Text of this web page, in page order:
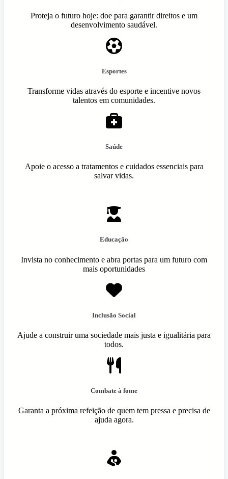
Proteja o futuro hoje: doe para garantir direitos e um
desenvolvimento saudável.
Esportes
Transforme vidas através do esporte e incentive novos
talentos em comunidades.
Saúde
Apoie o acesso a tratamentos e cuidados essenciais para
salvar vidas.
Educação
Invista no conhecimento e abra portas para um futuro com
mais oportunidades
Inclusão Social
Ajude a construir uma sociedade mais justa e igualitária para
todos.
Combate à fome
Garanta a próxima refeição de quem tem pressa e precisa de
ajuda agora.